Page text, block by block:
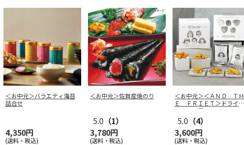
＜お中元＞バラエティ海苔
詰合せ
4,350円
(送料・税込)
＜お中元＞佐賀産焼のり
5.0 （1）
3,780円
(送料・税込)
＜お中元＞＜ＡＮＤ ＴＨ
Ｅ ＦＲＩＥＴ＞ドライフ
リット５種
5.0 （4）
3,600円
(送料・税込)